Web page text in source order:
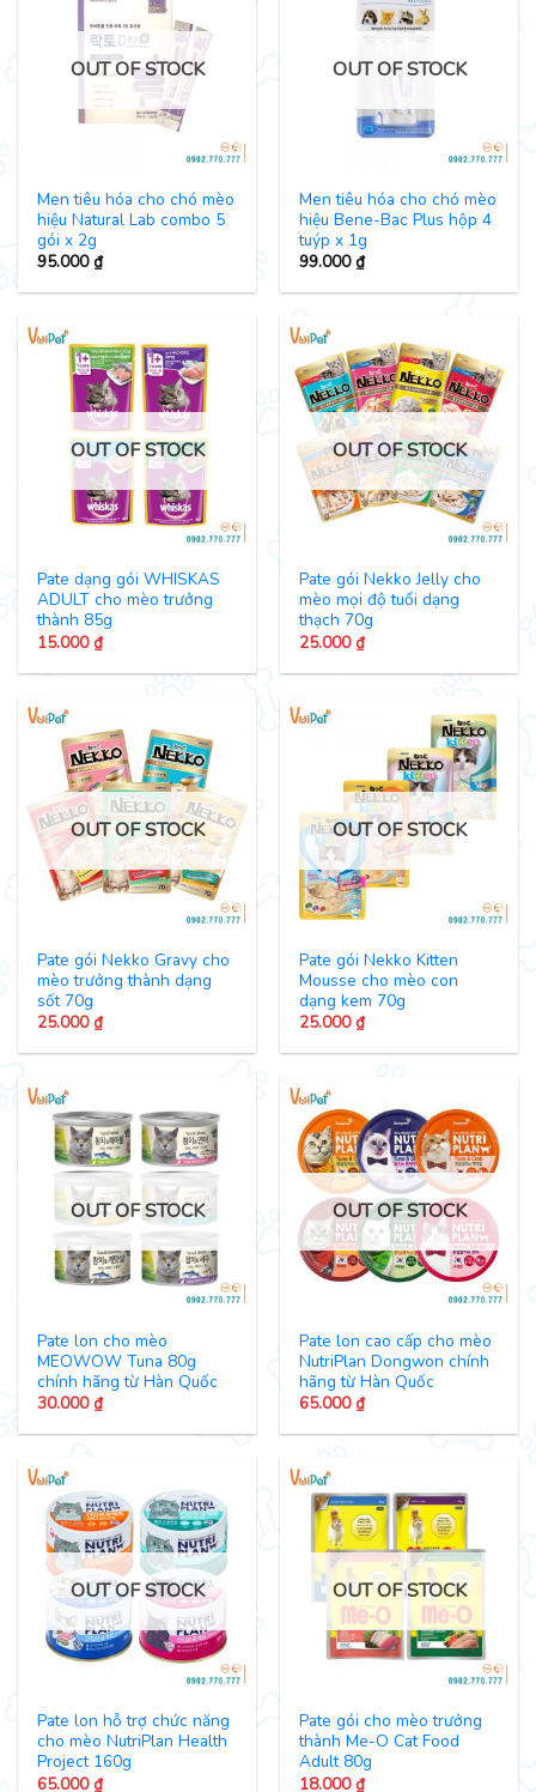
OUT OF STOCK
Men tiêu hóa cho chó mèo
hiệu Natural Lab combo 5
gói x 2g
95.000₫
OUT OF STOCK
Men tiêu hóa cho chó mèo
hiệu Bene-Bac Plus hộp 4
tuýp x 1g
99.000₫
OUT OF STOCK
Pate dạng gói WHISKAS
ADULT cho mèo trưởng
thành 85g
15.000₫
OUT OF STOCK
Pate gói Nekko Jelly cho
mèo mọi độ tuổi dạng
thạch 70g
25.000₫
OUT OF STOCK
Pate gói Nekko Gravy cho
mèo trưởng thành dạng
sốt 70g
25.000₫
OUT OF STOCK
Pate gói Nekko Kitten
Mousse cho mèo con
dạng kem 70g
25.000₫
OUT OF STOCK
Pate lon cho mèo
MEOWOW Tuna 80g
chính hãng từ Hàn Quốc
30.000₫
OUT OF STOCK
Pate lon cao cấp cho mèo
NutriPlan Dongwon chính
hãng từ Hàn Quốc
65.000₫
OUT OF STOCK
Pate lon hỗ trợ chức năng
cho mèo NutriPlan Health
Project 160g
65.000₫
OUT OF STOCK
Pate gói cho mèo trưởng
thành Me-O Cat Food
Adult 80g
18.000₫